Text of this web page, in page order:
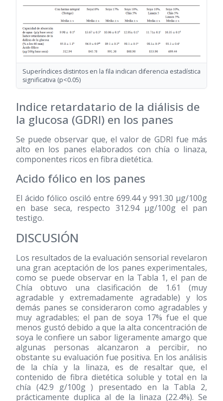
Superíndices distintos en la fila indican diferencia estadística
significativa (p<0.05)
Indice retardatario de la diálisis de
la glucosa (GDRI) en los panes
Se puede observar que, el valor de GDRI fue más
alto en los panes elaborados con chía o linaza,
componentes ricos en fibra dietética.
Acido fólico en los panes
El ácido fólico osciló entre 699.44 y 991.30 μg/100g
en base seca, respecto 312.94 μg/100g el pan
testigo.
DISCUSIÓN
Los resultados de la evaluación sensorial revelaron
una gran aceptación de los panes experimentales,
como se puede observar en la Tabla 1, el pan de
Chía obtuvo una clasificación de 1.61 (muy
agradable y extremadamente agradable) y los
demás panes se consideraron como agradables y
muy agradables; el pan de soya 17% fue el que
menos gustó debido a que la alta concentración de
soya le confiere un sabor ligeramente amargo que
algunas personas alcanzaron a percibir, no
obstante su evaluación fue positiva. En los análisis
de la chía y la linaza, es de resaltar que, el
contenido de fibra dietética soluble y total en la
chía (42.9 g/100g ) presentado en la Tabla 2,
prácticamente duplica al de la linaza (22.4%). Se